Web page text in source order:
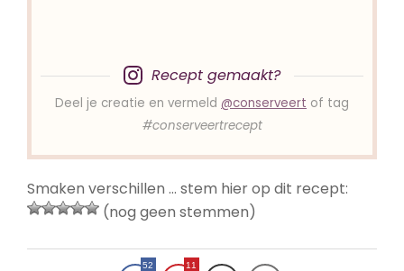
Recept gemaakt?
Deel je creatie en vermeld @conserveert of tag
#conserveertrecept
Smaken verschillen … stem hier op dit recept:
(nog geen stemmen)
52 11